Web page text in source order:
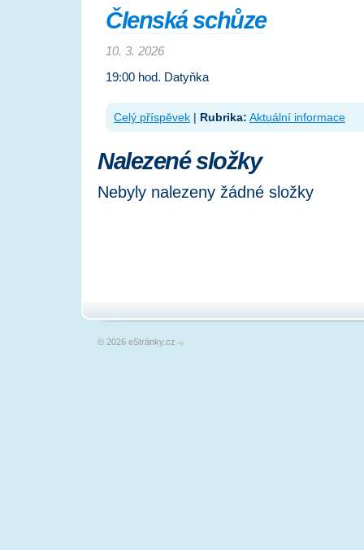
Členská schůze
10. 3. 2026
19:00 hod. Datyňka
Celý příspěvek | Rubrika: Aktuální informace
Nalezené složky
Nebyly nalezeny žádné složky
© 2026 eStránky.cz